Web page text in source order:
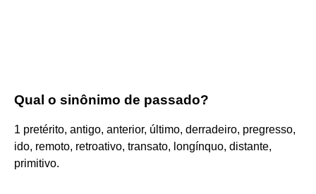
Qual o sinônimo de passado?
1 pretérito, antigo, anterior, último, derradeiro, pregresso,
ido, remoto, retroativo, transato, longínquo, distante,
primitivo.